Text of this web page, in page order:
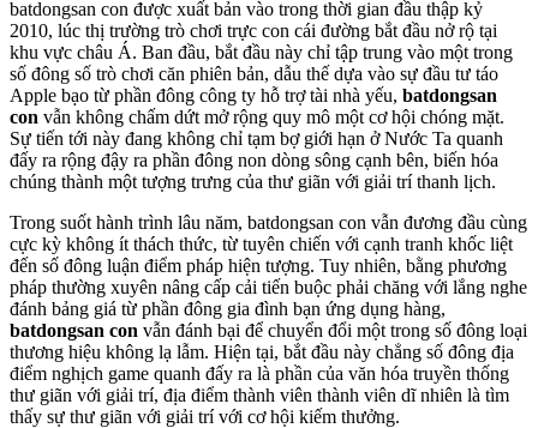
batdongsan con được xuất bản vào trong thời gian đầu thập kỷ
2010, lúc thị trường trò chơi trực con cái đường bắt đầu nở rộ tại
khu vực châu Á. Ban đầu, bắt đầu này chỉ tập trung vào một trong
số đông số trò chơi căn phiên bản, dẫu thế dựa vào sự đầu tư táo
Apple bạo từ phần đông công ty hỗ trợ tài nhà yếu, batdongsan
con vẫn không chấm dứt mở rộng quy mô một cơ hội chóng mặt.
Sự tiến tới này đang không chỉ tạm bợ giới hạn ở Nước Ta quanh
đấy ra rộng đậy ra phần đông non dòng sông cạnh bên, biến hóa
chúng thành một tượng trưng của thư giãn với giải trí thanh lịch.
Trong suốt hành trình lâu năm, batdongsan con vẫn đương đầu cùng
cực kỳ không ít thách thức, từ tuyên chiến với cạnh tranh khốc liệt
đến số đông luận điểm pháp hiện tượng. Tuy nhiên, bằng phương
pháp thường xuyên nâng cấp cải tiến buộc phải chăng với lắng nghe
đánh bảng giá từ phần đông gia đình bạn ứng dụng hàng,
batdongsan con vẫn đánh bại để chuyển đổi một trong số đông loại
thương hiệu không lạ lẫm. Hiện tại, bắt đầu này chẳng số đông địa
điểm nghịch game quanh đấy ra là phần của văn hóa truyền thống
thư giãn với giải trí, địa điểm thành viên thành viên dĩ nhiên là tìm
thấy sự thư giãn với giải trí với cơ hội kiếm thưởng.